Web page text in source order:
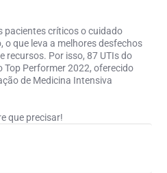
pacientes críticos o cuidado
o que leva a melhores desfechos
recursos. Por isso, 87 UTIs do
Performer 2022, oferecido
de Medicina Intensiva
que precisar!